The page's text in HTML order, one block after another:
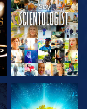
VE